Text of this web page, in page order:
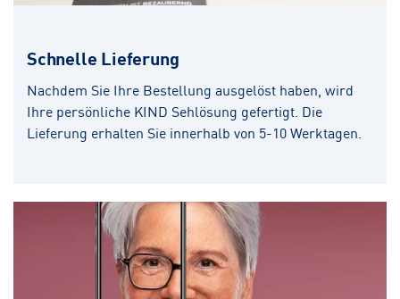
Schnelle Lieferung
Nachdem Sie Ihre Bestellung ausgelöst haben, wird
Ihre persönliche KIND Sehlösung gefertigt. Die
Lieferung erhalten Sie innerhalb von 5-10 Werktagen.